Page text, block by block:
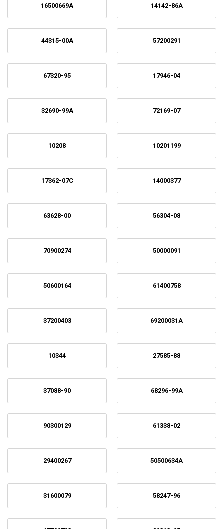
16500669A 14142-86A
44315-00A 57200291
67320-95 17946-04
32690-99A 72169-07
10208 10201199
17362-07C 14000377
63628-00 56304-08
70900274 50000091
50600164 61400758
37200403 69200031A
10344 27585-88
37088-90 68296-99A
90300129 61338-02
29400267 50500634A
31600079 58247-96